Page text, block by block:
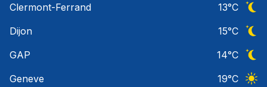
Clermont-Ferrand
13°C
Dijon
15°C
GAP
14°C
Geneve
19°C